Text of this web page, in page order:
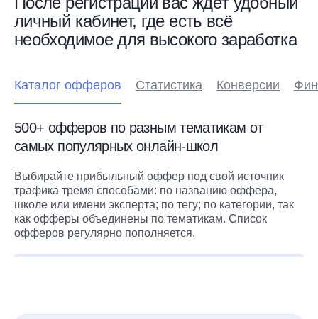
личный кабинет, где есть всё
необходимое для высокого заработка
Каталог офферов Статистика Конверсии
500+ офферов по разным тематикам от
самых популярных онлайн-школ
Выбирайте прибыльный оффер под свой источник
трафика тремя способами: по названию оффера,
школе или имени эксперта; по тегу; по категории, так
как офферы объединены по тематикам. Список
офферов регулярно пополняется.